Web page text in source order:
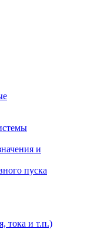
и
пуска
тока и т.п.)